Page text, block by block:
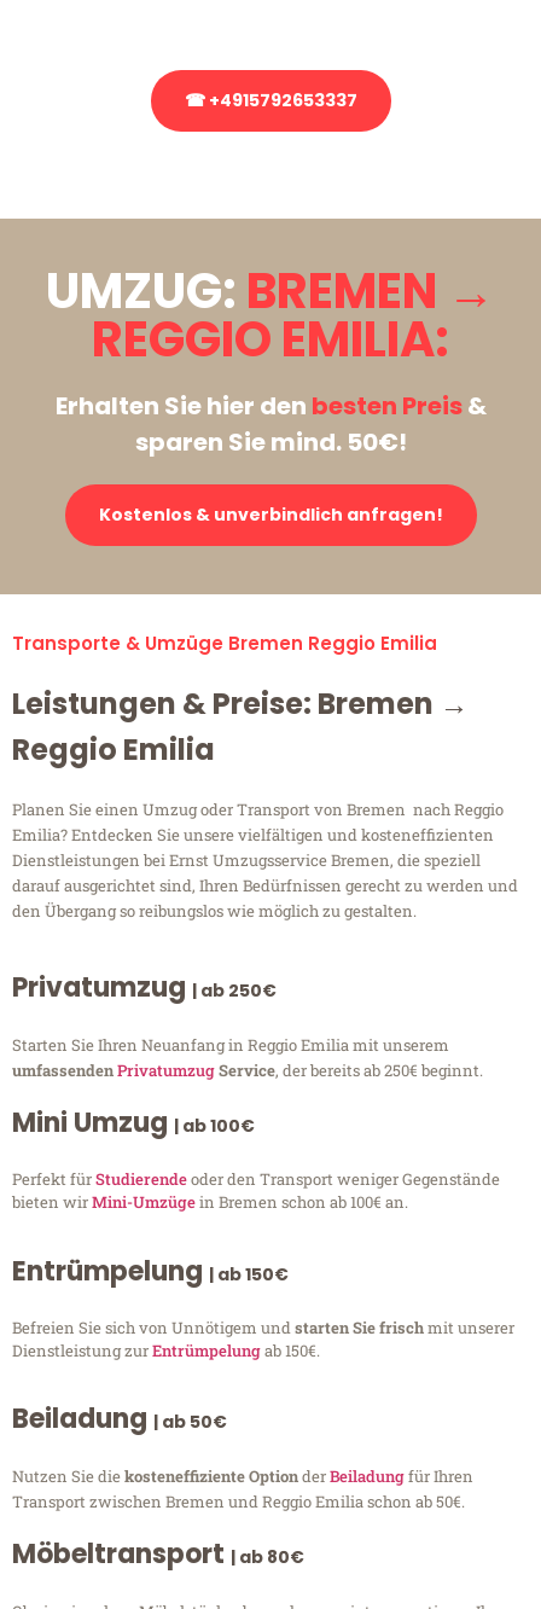
☎ +4915792653337
UMZUG: BREMEN →
REGGIO EMILIA:
Erhalten Sie hier den besten Preis&
sparen Sie mind. 50€!
Kostenlos & unverbindlich anfragen!
Transporte & Umzüge Bremen Reggio Emilia
Leistungen & Preise: Bremen →
Reggio Emilia
Planen Sie einen Umzug oder Transport von Bremen nach Reggio
Emilia? Entdecken Sie unsere vielfältigen und kosteneffizienten
Dienstleistungen bei Ernst Umzugsservice Bremen, die speziell
darauf ausgerichtet sind, Ihren Bedürfnissen gerecht zu werden und
den Übergang so reibungslos wie möglich zu gestalten.
Privatumzug | ab 250€
Starten Sie Ihren Neuanfang in Reggio Emilia mit unserem
umfassendenPrivatumzugService, der bereits ab 250€ beginnt.
Mini Umzug | ab 100€
Perfekt fürStudierendeoder den Transport weniger Gegenstände
bieten wirMini-Umzügein Bremen schon ab 100€ an.
Entrümpelung | ab 150€
Befreien Sie sich von Unnötigem undstarten Sie frischmit unserer
Dienstleistung zurEntrümpelungab 150€.
Beiladung | ab 50€
Nutzen Sie diekosteneffiziente OptionderBeiladungfür Ihren
Transport zwischen Bremen und Reggio Emilia schon ab 50€.
Möbeltransport | ab 80€